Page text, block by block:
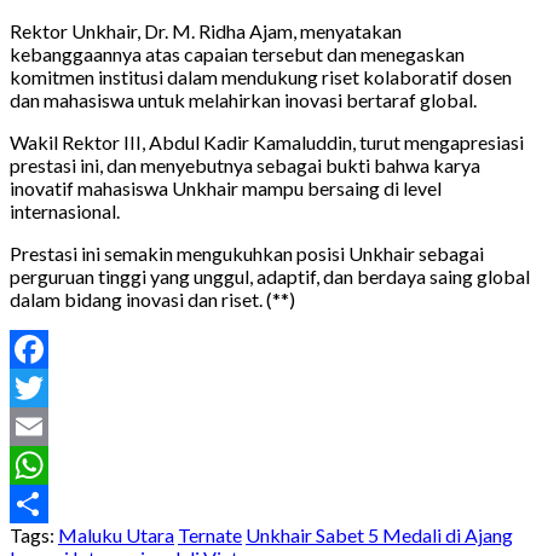
Rektor Unkhair, Dr. M. Ridha Ajam, menyatakan
kebanggaannya atas capaian tersebut dan menegaskan
komitmen institusi dalam mendukung riset kolaboratif dosen
dan mahasiswa untuk melahirkan inovasi bertaraf global.
Wakil Rektor III, Abdul Kadir Kamaluddin, turut mengapresiasi
prestasi ini, dan menyebutnya sebagai bukti bahwa karya
inovatif mahasiswa Unkhair mampu bersaing di level
internasional.
Prestasi ini semakin mengukuhkan posisi Unkhair sebagai
perguruan tinggi yang unggul, adaptif, dan berdaya saing global
dalam bidang inovasi dan riset. (**)
Facebook
Twitter
Email
WhatsApp
Share
Tags: Maluku Utara Ternate Unkhair Sabet 5 Medali di Ajang